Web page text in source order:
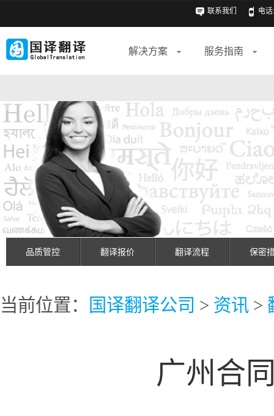
联系我们 电话
解决方案 服务指南
品质管控 翻译报价 翻译流程 保密
当前位置： 国译翻译公司 > 资讯 >
广州合